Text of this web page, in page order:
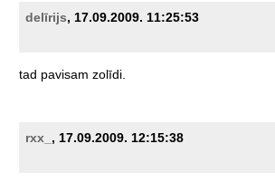
delīrijs, 17.09.2009. 11:25:53
tad pavisam zolīdi.
rxx_ , 17.09.2009. 12:15:38